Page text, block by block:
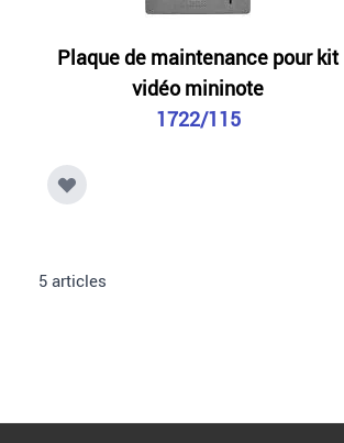
Plaque de maintenance pour kit
vidéo mininote
1722/115
5 articles